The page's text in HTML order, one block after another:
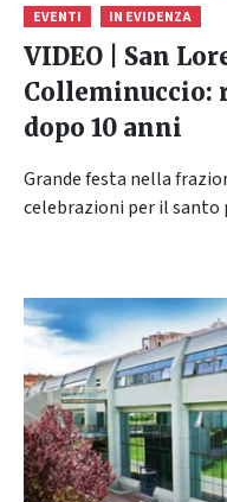
EVENTI IN EVIDENZA
VIDEO | San
Colleminuccio:
dopo 10 anni
Grande festa nella
celebrazioni per il santo